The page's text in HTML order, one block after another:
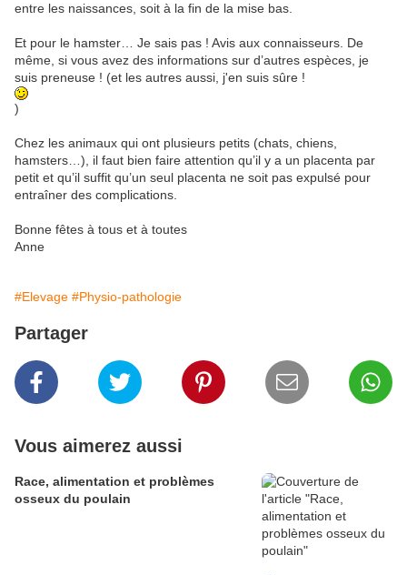
entre les naissances, soit à la fin de la mise bas.
Et pour le hamster… Je sais pas ! Avis aux connaisseurs. De
même, si vous avez des informations sur d’autres espèces, je
suis preneuse ! (et les autres aussi, j'en suis sûre !
)
Chez les animaux qui ont plusieurs petits (chats, chiens,
hamsters…), il faut bien faire attention qu’il y a un placenta par
petit et qu’il suffit qu’un seul placenta ne soit pas expulsé pour
entraîner des complications.
Bonne fêtes à tous et à toutes
Anne
#Elevage #Physio-pathologie
Partager
Vous aimerez aussi
Race, alimentation et problèmes
osseux du poulain